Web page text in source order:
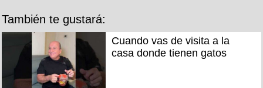
También te gustará:
Cuando vas de visita a la
casa donde tienen gatos